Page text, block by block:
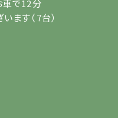
車で12分
ます（7台）